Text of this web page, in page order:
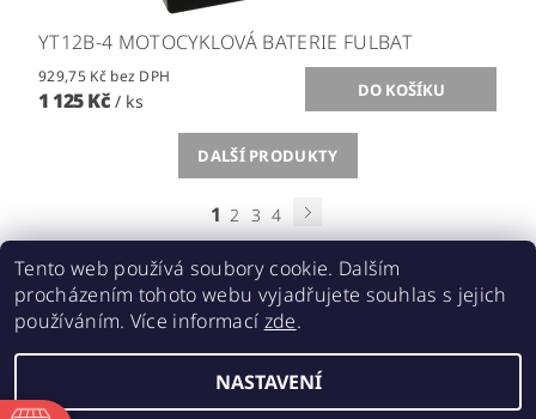
YT12B-4 MOTOCYKLOVÁ BATERIE FULBAT
929,75 Kč bez DPH
1 125 Kč / ks
DALŠÍ PRODUKTY
1 2 3 4
Acebikes bezpečná přeprava, parkování motocyklů a skútrů
2026 ©ABMOTO.CZ, všechna práva vyhrazena
Tento web používá soubory cookie. Dalším
procházením tohoto webu vyjadřujete souhlas s jejich
používáním. Více informací zde.
NASTAVENÍ